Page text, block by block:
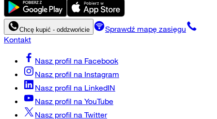
Chcę kupić - oddzwońcie
Sprawdź mapę zasięgu
Kontakt
Nasz profil na Facebook
Nasz profil na Instagram
Nasz profil na LinkedIN
Nasz profil na YouTube
Nasz profil na Twitter